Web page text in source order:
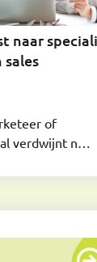
naar
of
verdwijnt n…